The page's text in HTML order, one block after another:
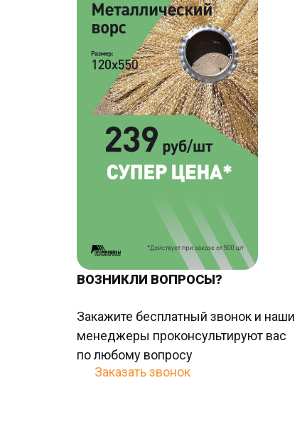
ВОЗНИКЛИ ВОПРОСЫ?
Закажите бесплатный звонок и наши
менеджеры проконсультируют ваc
по любому вопросу
Заказать звонок